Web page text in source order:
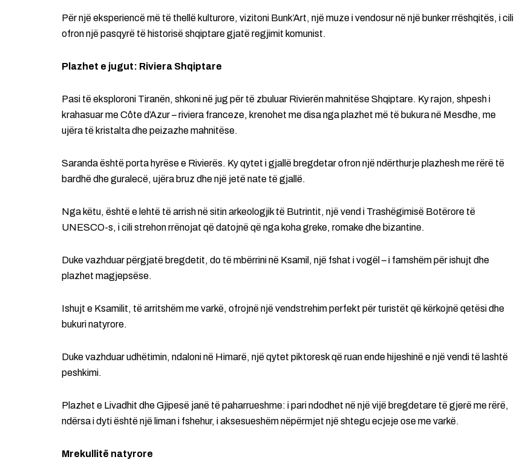
Për një eksperiencë më të thellë kulturore, vizitoni Bunk’Art, një muze i vendosur në një bunker rrëshqitës, i cili
ofron një pasqyrë të historisë shqiptare gjatë regjimit komunist.
Plazhet e jugut: Riviera Shqiptare
Pasi të eksploroni Tiranën, shkoni në jug për të zbuluar Rivierën mahnitëse Shqiptare. Ky rajon, shpesh i
krahasuar me Côte d’Azur – riviera franceze, krenohet me disa nga plazhet më të bukura në Mesdhe, me
ujëra të kristalta dhe peizazhe mahnitëse.
Saranda është porta hyrëse e Rivierës. Ky qytet i gjallë bregdetar ofron një ndërthurje plazhesh me rërë të
bardhë dhe guralecë, ujëra bruz dhe një jetë nate të gjallë.
Nga këtu, është e lehtë të arrish në sitin arkeologjik të Butrintit, një vend i Trashëgimisë Botërore të
UNESCO-s, i cili strehon rrënojat që datojnë që nga koha greke, romake dhe bizantine.
Duke vazhduar përgjatë bregdetit, do të mbërrini në Ksamil, një fshat i vogël – i famshëm për ishujt dhe
plazhet magjepsëse.
Ishujt e Ksamilit, të arritshëm me varkë, ofrojnë një vendstrehim perfekt për turistët që kërkojnë qetësi dhe
bukuri natyrore.
Duke vazhduar udhëtimin, ndaloni në Himarë, një qytet piktoresk që ruan ende hijeshinë e një vendi të lashtë
peshkimi.
Plazhet e Livadhit dhe Gjipesë janë të paharrueshme: i pari ndodhet në një vijë bregdetare të gjerë me rërë,
ndërsa i dyti është një liman i fshehur, i aksesueshëm nëpërmjet një shtegu ecjeje ose me varkë.
Mrekullitë natyrore